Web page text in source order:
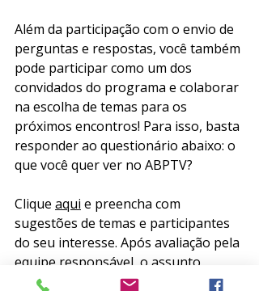
Além da participação com o envio de
perguntas e respostas, você também
pode participar como um dos
convidados do programa e colaborar
na escolha de temas para os
próximos encontros! Para isso, basta
responder ao questionário abaixo: o
que você quer ver no ABPTV?
Clique aqui e preencha com
sugestões de temas e participantes
do seu interesse. Após avaliação pela
equipe responsável, o assunto
encaminhado por você pode ser